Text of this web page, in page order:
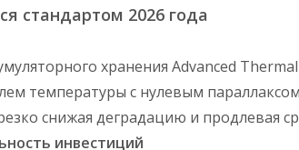
стандартом 2026 года
хранения Advanced
температуры с нулевым
снижая деградацию и продлевая
инвестиций